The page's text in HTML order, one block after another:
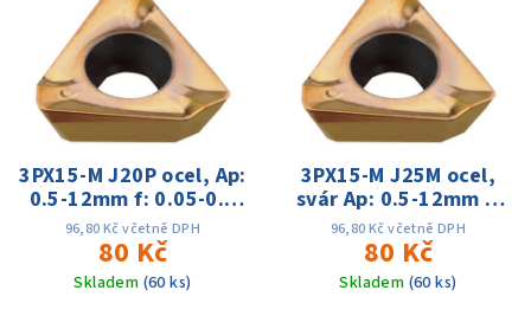
3PX15-M J20P ocel, Ap:
0.5-12mm f: 0.05-0.2
Vc:80-220m
96,80 Kč včetně DPH
80 Kč
Skladem (60 ks)
3PX15-M J25M ocel,
svár Ap: 0.5-12mm f:
0.05-0.2 Vc:80-180m
96,80 Kč včetně DPH
80 Kč
Skladem (60 ks)